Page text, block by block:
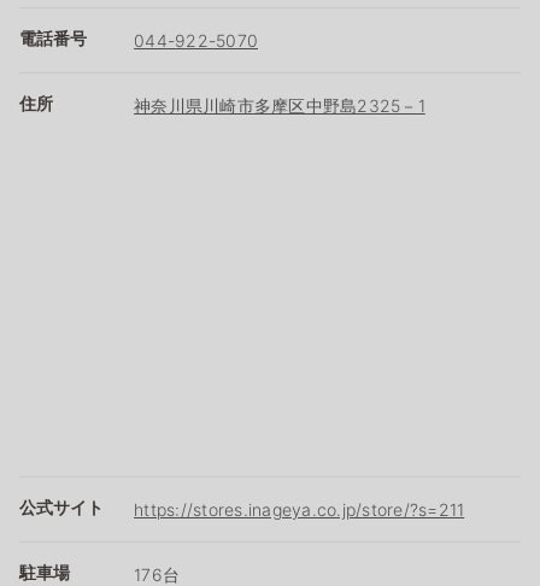
電話番号 044-922-5070
住所 神奈川県川崎市多摩区中野島2325－1
公式サイト https://stores.inageya.co.jp/store/?s=211
駐車場 176台